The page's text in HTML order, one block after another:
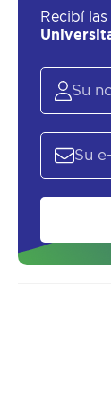
Recibí las